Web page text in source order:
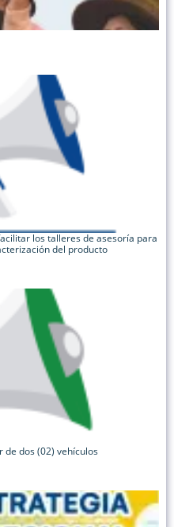
los talleres de asesoría para
del producto
dos (02) vehículos